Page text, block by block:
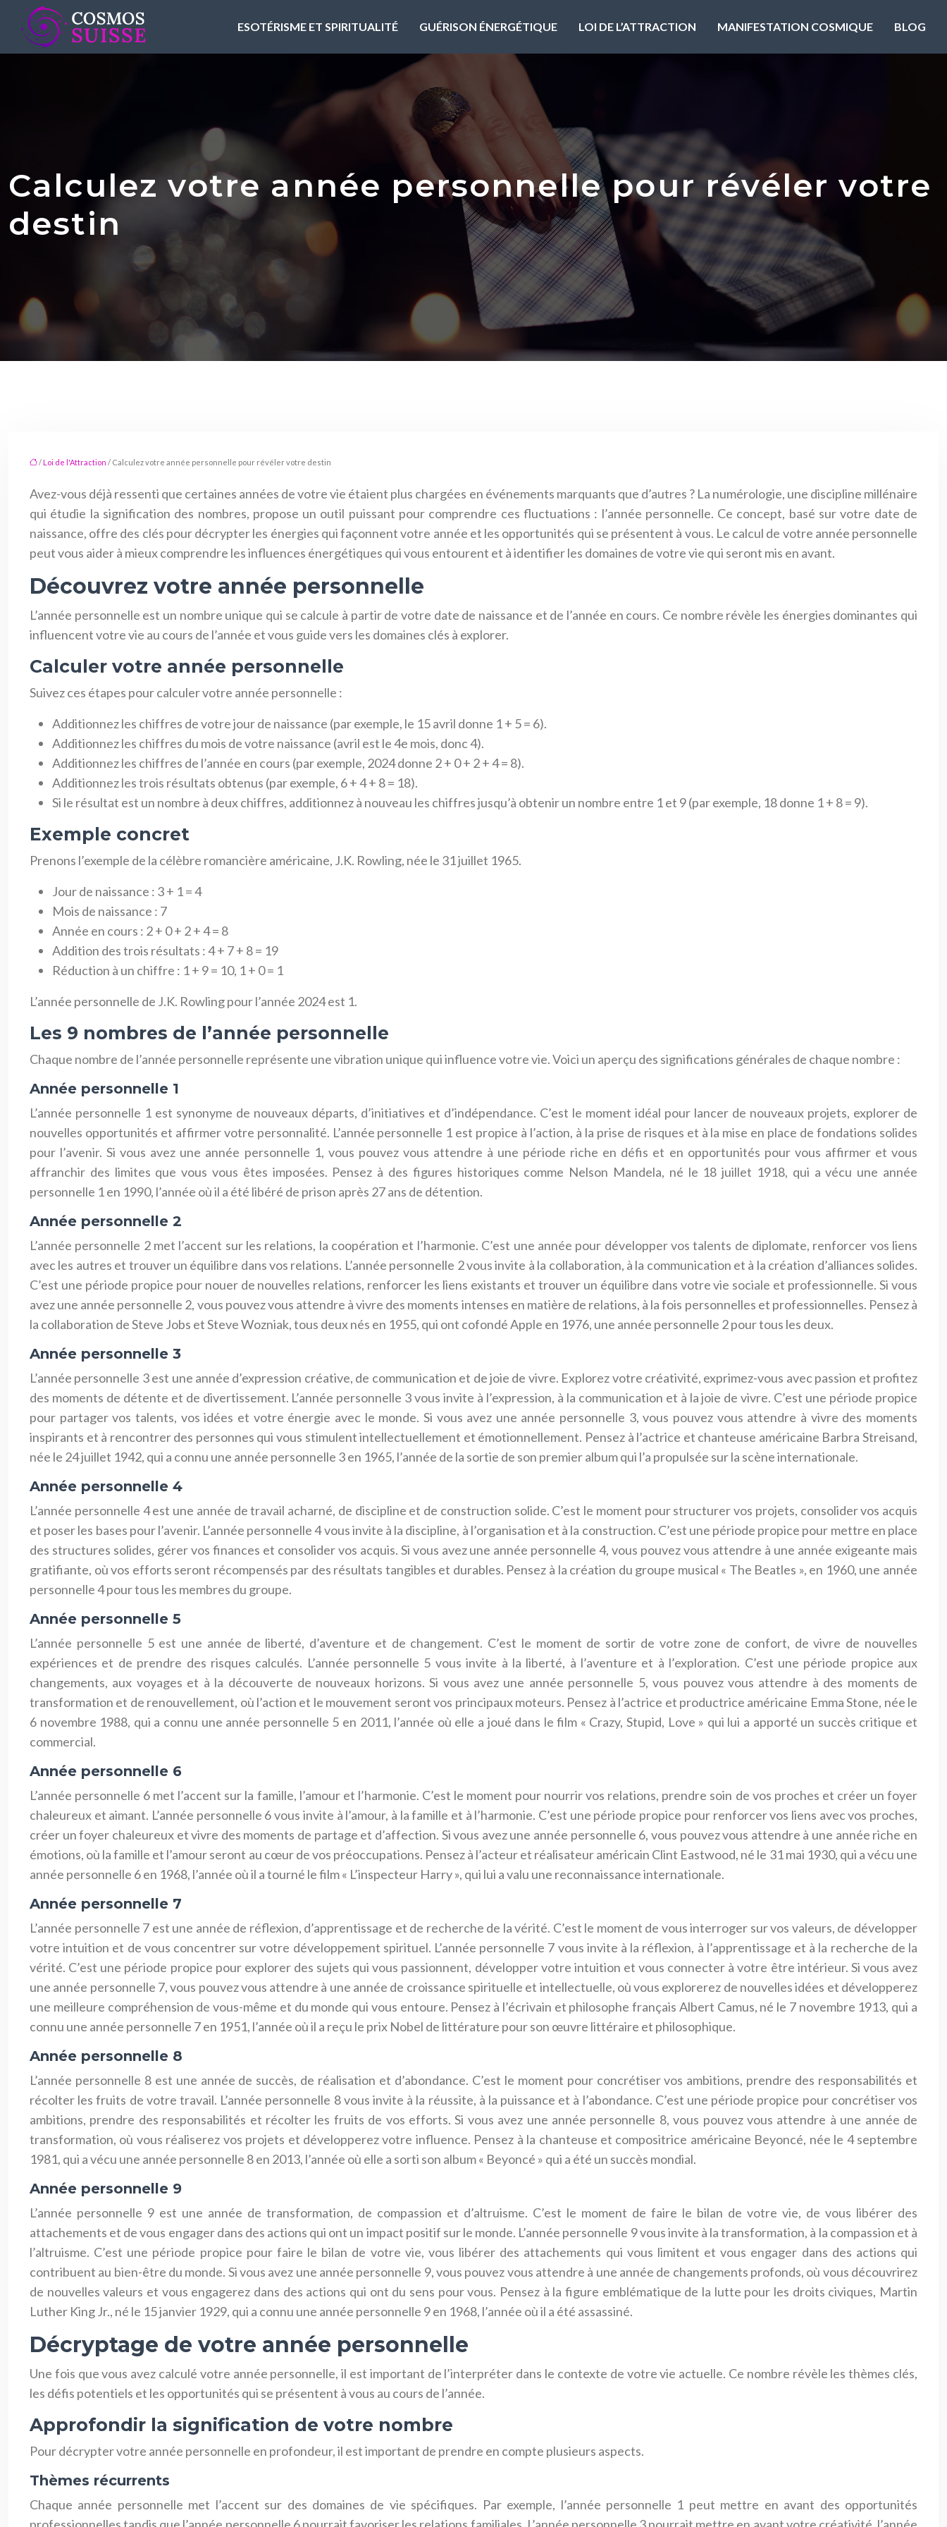
ESOTÉRISME ET SPIRITUALITÉ GUÉRISON ÉNERGÉTIQUE LOI DE L’ATTRACTION MANIFESTATION COSMIQUE BLOG
Calculez votre année personnelle pour révéler votre
destin
/ Loi de l'Attraction / Calculez votre année personnelle pour révéler votre destin
Avez-vous déjà ressenti que certaines années de votre vie étaient plus chargées en événements marquants que d’autres ? La numérologie, une discipline millénaire
qui étudie la signification des nombres, propose un outil puissant pour comprendre ces fluctuations : l’année personnelle. Ce concept, basé sur votre date de
naissance, offre des clés pour décrypter les énergies qui façonnent votre année et les opportunités qui se présentent à vous. Le calcul de votre année personnelle
peut vous aider à mieux comprendre les influences énergétiques qui vous entourent et à identifier les domaines de votre vie qui seront mis en avant.
Découvrez votre année personnelle
L’année personnelle est un nombre unique qui se calcule à partir de votre date de naissance et de l’année en cours. Ce nombre révèle les énergies dominantes qui
influencent votre vie au cours de l’année et vous guide vers les domaines clés à explorer.
Calculer votre année personnelle
Suivez ces étapes pour calculer votre année personnelle :
Additionnez les chiffres de votre jour de naissance (par exemple, le 15 avril donne 1 + 5 = 6).
Additionnez les chiffres du mois de votre naissance (avril est le 4e mois, donc 4).
Additionnez les chiffres de l’année en cours (par exemple, 2024 donne 2 + 0 + 2 + 4 = 8).
Additionnez les trois résultats obtenus (par exemple, 6 + 4 + 8 = 18).
Si le résultat est un nombre à deux chiffres, additionnez à nouveau les chiffres jusqu’à obtenir un nombre entre 1 et 9 (par exemple, 18 donne 1 + 8 = 9).
Exemple concret
Prenons l’exemple de la célèbre romancière américaine, J.K. Rowling, née le 31 juillet 1965.
Jour de naissance : 3 + 1 = 4
Mois de naissance : 7
Année en cours : 2 + 0 + 2 + 4 = 8
Addition des trois résultats : 4 + 7 + 8 = 19
Réduction à un chiffre : 1 + 9 = 10, 1 + 0 = 1
L’année personnelle de J.K. Rowling pour l’année 2024 est 1.
Les 9 nombres de l’année personnelle
Chaque nombre de l’année personnelle représente une vibration unique qui influence votre vie. Voici un aperçu des significations générales de chaque nombre :
Année personnelle 1
L’année personnelle 1 est synonyme de nouveaux départs, d’initiatives et d’indépendance. C’est le moment idéal pour lancer de nouveaux projets, explorer de
nouvelles opportunités et affirmer votre personnalité. L’année personnelle 1 est propice à l’action, à la prise de risques et à la mise en place de fondations solides
pour l’avenir. Si vous avez une année personnelle 1, vous pouvez vous attendre à une période riche en défis et en opportunités pour vous affirmer et vous
affranchir des limites que vous vous êtes imposées. Pensez à des figures historiques comme Nelson Mandela, né le 18 juillet 1918, qui a vécu une année
personnelle 1 en 1990, l’année où il a été libéré de prison après 27 ans de détention.
Année personnelle 2
L’année personnelle 2 met l’accent sur les relations, la coopération et l’harmonie. C’est une année pour développer vos talents de diplomate, renforcer vos liens
avec les autres et trouver un équilibre dans vos relations. L’année personnelle 2 vous invite à la collaboration, à la communication et à la création d’alliances solides.
C’est une période propice pour nouer de nouvelles relations, renforcer les liens existants et trouver un équilibre dans votre vie sociale et professionnelle. Si vous
avez une année personnelle 2, vous pouvez vous attendre à vivre des moments intenses en matière de relations, à la fois personnelles et professionnelles. Pensez à
la collaboration de Steve Jobs et Steve Wozniak, tous deux nés en 1955, qui ont cofondé Apple en 1976, une année personnelle 2 pour tous les deux.
Année personnelle 3
L’année personnelle 3 est une année d’expression créative, de communication et de joie de vivre. Explorez votre créativité, exprimez-vous avec passion et profitez
des moments de détente et de divertissement. L’année personnelle 3 vous invite à l’expression, à la communication et à la joie de vivre. C’est une période propice
pour partager vos talents, vos idées et votre énergie avec le monde. Si vous avez une année personnelle 3, vous pouvez vous attendre à vivre des moments
inspirants et à rencontrer des personnes qui vous stimulent intellectuellement et émotionnellement. Pensez à l’actrice et chanteuse américaine Barbra Streisand,
née le 24 juillet 1942, qui a connu une année personnelle 3 en 1965, l’année de la sortie de son premier album qui l’a propulsée sur la scène internationale.
Année personnelle 4
L’année personnelle 4 est une année de travail acharné, de discipline et de construction solide. C’est le moment pour structurer vos projets, consolider vos acquis
et poser les bases pour l’avenir. L’année personnelle 4 vous invite à la discipline, à l’organisation et à la construction. C’est une période propice pour mettre en place
des structures solides, gérer vos finances et consolider vos acquis. Si vous avez une année personnelle 4, vous pouvez vous attendre à une année exigeante mais
gratifiante, où vos efforts seront récompensés par des résultats tangibles et durables. Pensez à la création du groupe musical « The Beatles », en 1960, une année
personnelle 4 pour tous les membres du groupe.
Année personnelle 5
L’année personnelle 5 est une année de liberté, d’aventure et de changement. C’est le moment de sortir de votre zone de confort, de vivre de nouvelles
expériences et de prendre des risques calculés. L’année personnelle 5 vous invite à la liberté, à l’aventure et à l’exploration. C’est une période propice aux
changements, aux voyages et à la découverte de nouveaux horizons. Si vous avez une année personnelle 5, vous pouvez vous attendre à des moments de
transformation et de renouvellement, où l’action et le mouvement seront vos principaux moteurs. Pensez à l’actrice et productrice américaine Emma Stone, née le
6 novembre 1988, qui a connu une année personnelle 5 en 2011, l’année où elle a joué dans le film « Crazy, Stupid, Love » qui lui a apporté un succès critique et
commercial.
Année personnelle 6
L’année personnelle 6 met l’accent sur la famille, l’amour et l’harmonie. C’est le moment pour nourrir vos relations, prendre soin de vos proches et créer un foyer
chaleureux et aimant. L’année personnelle 6 vous invite à l’amour, à la famille et à l’harmonie. C’est une période propice pour renforcer vos liens avec vos proches,
créer un foyer chaleureux et vivre des moments de partage et d’affection. Si vous avez une année personnelle 6, vous pouvez vous attendre à une année riche en
émotions, où la famille et l’amour seront au cœur de vos préoccupations. Pensez à l’acteur et réalisateur américain Clint Eastwood, né le 31 mai 1930, qui a vécu une
année personnelle 6 en 1968, l’année où il a tourné le film « L’inspecteur Harry », qui lui a valu une reconnaissance internationale.
Année personnelle 7
L’année personnelle 7 est une année de réflexion, d’apprentissage et de recherche de la vérité. C’est le moment de vous interroger sur vos valeurs, de développer
votre intuition et de vous concentrer sur votre développement spirituel. L’année personnelle 7 vous invite à la réflexion, à l’apprentissage et à la recherche de la
vérité. C’est une période propice pour explorer des sujets qui vous passionnent, développer votre intuition et vous connecter à votre être intérieur. Si vous avez
une année personnelle 7, vous pouvez vous attendre à une année de croissance spirituelle et intellectuelle, où vous explorerez de nouvelles idées et développerez
une meilleure compréhension de vous-même et du monde qui vous entoure. Pensez à l’écrivain et philosophe français Albert Camus, né le 7 novembre 1913, qui a
connu une année personnelle 7 en 1951, l’année où il a reçu le prix Nobel de littérature pour son œuvre littéraire et philosophique.
Année personnelle 8
L’année personnelle 8 est une année de succès, de réalisation et d’abondance. C’est le moment pour concrétiser vos ambitions, prendre des responsabilités et
récolter les fruits de votre travail. L’année personnelle 8 vous invite à la réussite, à la puissance et à l’abondance. C’est une période propice pour concrétiser vos
ambitions, prendre des responsabilités et récolter les fruits de vos efforts. Si vous avez une année personnelle 8, vous pouvez vous attendre à une année de
transformation, où vous réaliserez vos projets et développerez votre influence. Pensez à la chanteuse et compositrice américaine Beyoncé, née le 4 septembre
1981, qui a vécu une année personnelle 8 en 2013, l’année où elle a sorti son album « Beyoncé » qui a été un succès mondial.
Année personnelle 9
L’année personnelle 9 est une année de transformation, de compassion et d’altruisme. C’est le moment de faire le bilan de votre vie, de vous libérer des
attachements et de vous engager dans des actions qui ont un impact positif sur le monde. L’année personnelle 9 vous invite à la transformation, à la compassion et à
l’altruisme. C’est une période propice pour faire le bilan de votre vie, vous libérer des attachements qui vous limitent et vous engager dans des actions qui
contribuent au bien-être du monde. Si vous avez une année personnelle 9, vous pouvez vous attendre à une année de changements profonds, où vous découvrirez
de nouvelles valeurs et vous engagerez dans des actions qui ont du sens pour vous. Pensez à la figure emblématique de la lutte pour les droits civiques, Martin
Luther King Jr., né le 15 janvier 1929, qui a connu une année personnelle 9 en 1968, l’année où il a été assassiné.
Décryptage de votre année personnelle
Une fois que vous avez calculé votre année personnelle, il est important de l’interpréter dans le contexte de votre vie actuelle. Ce nombre révèle les thèmes clés,
les défis potentiels et les opportunités qui se présentent à vous au cours de l’année.
Approfondir la signification de votre nombre
Pour décrypter votre année personnelle en profondeur, il est important de prendre en compte plusieurs aspects.
Thèmes récurrents
Chaque année personnelle met l’accent sur des domaines de vie spécifiques. Par exemple, l’année personnelle 1 peut mettre en avant des opportunités